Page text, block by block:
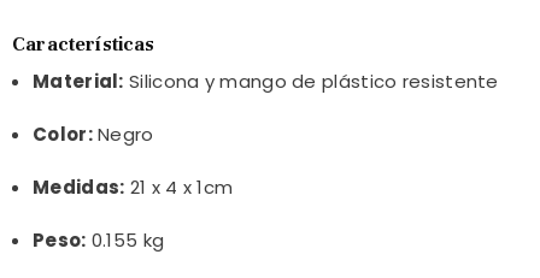
Características
Material: Silicona y mango de plástico resistente
Color:Negro
Medidas: 21 x 4 x 1cm
Peso: 0.155 kg